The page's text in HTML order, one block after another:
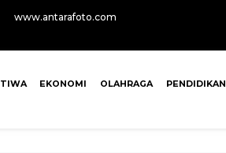
www.antarafoto.com
EKONOMI OLAHRAGA PENDIDIKAN